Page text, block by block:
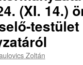
(XI. 14.)
Zoltán